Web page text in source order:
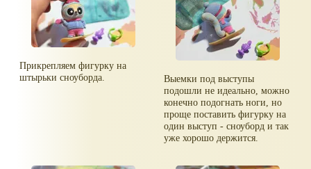
Прикрепляем фигурку на
штырьки сноуборда.
Выемки под выступы
подошли не идеально, можно
конечно подогнать ноги, но
проще поставить фигурку на
один выступ - сноуборд и так
уже хорошо держится.